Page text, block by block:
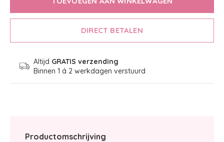
DIRECT BETALEN
Altijd GRATIS verzending
Binnen 1 á 2 werkdagen verstuurd
Productomschrijving